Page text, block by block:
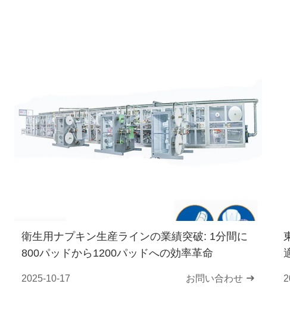
衛生用ナプキン生産ラインの業績突破: 1分間に
800パッドから1200パッドへの効率革命
2025-10-17 お問い合わせ